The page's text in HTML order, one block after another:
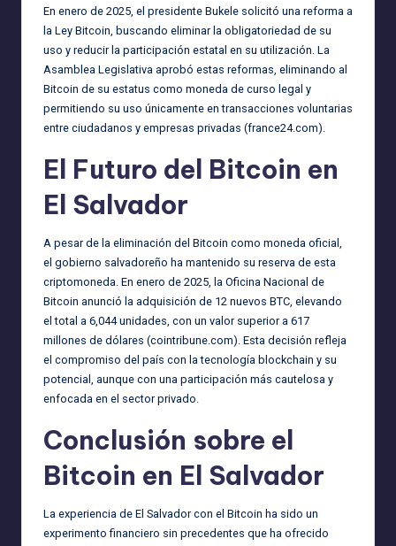
En enero de 2025, el presidente Bukele solicitó una reforma a
la Ley Bitcoin, buscando eliminar la obligatoriedad de su
uso y reducir la participación estatal en su utilización. La
Asamblea Legislativa aprobó estas reformas, eliminando al
Bitcoin de su estatus como moneda de curso legal y
permitiendo su uso únicamente en transacciones voluntarias
entre ciudadanos y empresas privadas (france24.com).
El Futuro del Bitcoin en
El Salvador
A pesar de la eliminación del Bitcoin como moneda oficial,
el gobierno salvadoreño ha mantenido su reserva de esta
criptomoneda. En enero de 2025, la Oficina Nacional de
Bitcoin anunció la adquisición de 12 nuevos BTC, elevando
el total a 6,044 unidades, con un valor superior a 617
millones de dólares (cointribune.com). Esta decisión refleja
el compromiso del país con la tecnología blockchain y su
potencial, aunque con una participación más cautelosa y
enfocada en el sector privado.
Conclusión sobre el
Bitcoin en El Salvador
La experiencia de El Salvador con el Bitcoin ha sido un
experimento financiero sin precedentes que ha ofrecido